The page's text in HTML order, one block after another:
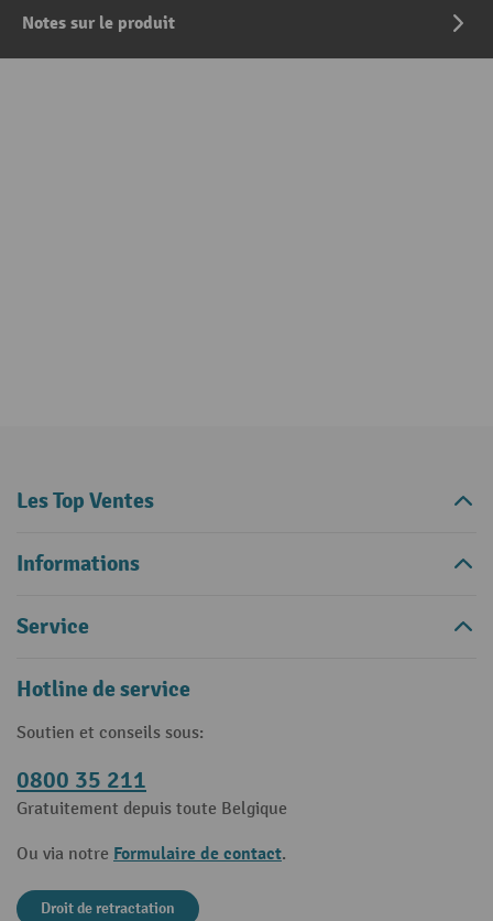
Notes sur le produit
Les Top Ventes
Informations
Service
Hotline de service
Soutien et conseils sous:
0800 35 211
Gratuitement depuis toute Belgique
Ou via notre Formulaire de contact.
Droit de retractation